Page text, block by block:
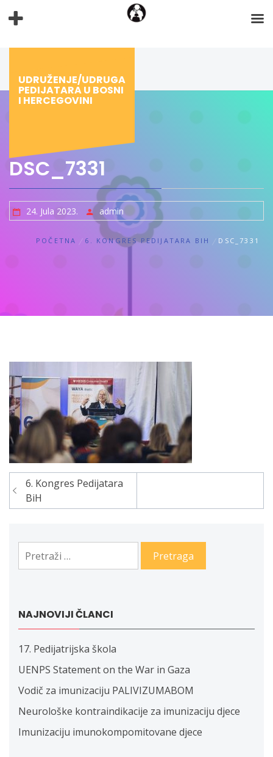
na
UDRUŽENJE/UDRUGA
PEDIJATARA U BOSNI
I HERCEGOVINI
DSC_7331
24. Jula 2023. admin
POČETNA 6. KONGRES PEDIJATARA BIH DSC_7331
Navigacija
članaka
6. Kongres Pedijatara
BiH
Pretraga:
NAJNOVIJI ČLANCI
17. Pedijatrijska škola
UENPS Statement on the War in Gaza
Vodič za imunizaciju PALIVIZUMABOM
Neurološke kontraindikacije za imunizaciju djece
Imunizaciju imunokompomitovane djece